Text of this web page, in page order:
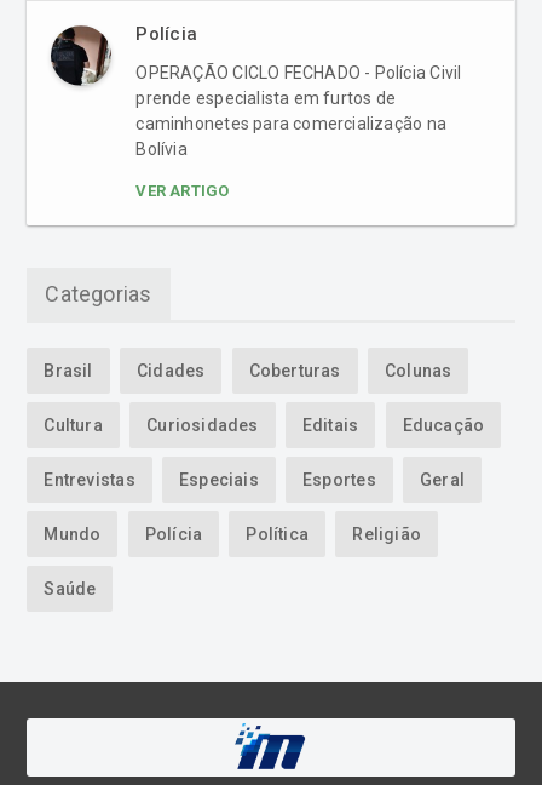
Polícia
OPERAÇÃO CICLO FECHADO - Polícia Civil
prende especialista em furtos de
caminhonetes para comercialização na
Bolívia
VER ARTIGO
Categorias
Brasil Cidades Coberturas Colunas
Cultura Curiosidades Editais Educação
Entrevistas Especiais Esportes Geral
Mundo Polícia Política Religião
Saúde